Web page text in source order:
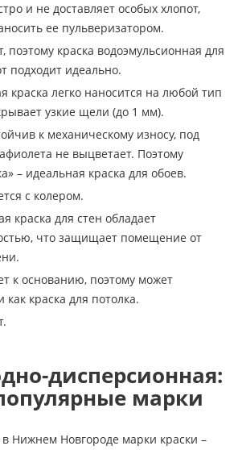
и не доставляет особых хлопот,
ее пульверизатором.
поэтому краска водоэмульсионная для
подходит идеально.
краска легко наносится на любой тип
узкие щели (до 1 мм).
к механическому износу, под
не выцветает. Поэтому
– идеальная краска для обоев.
с колером.
краска для стен обладает
что защищает помещение от
к основанию, поэтому может
как краска для потолка.
дисперсионная:
марки
Нижнем Новгороде марки краски –